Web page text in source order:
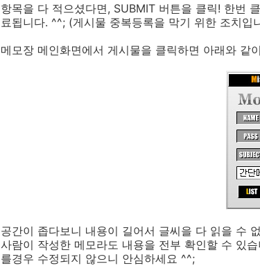
항목을 다 적으셨다면, SUBMIT 버튼을 클릭! 한번
료됩니다. ^^; (게시물 중복등록을 막기 위한 조치입
메모장 메인화면에서 게시물을 클릭하면 아래와 같
공간이 좁다보니 내용이 길어서 글씨을 다 읽을 수
사람이 작성한 메모라도 내용을 전부 확인할 수 있
를경우 수정되지 않으니 안심하세요 ^^;